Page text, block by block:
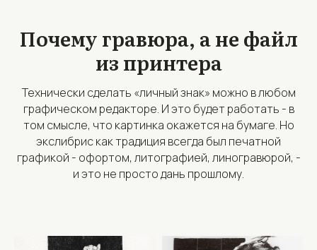
Почему гравюра, а не файл
из принтера
Технически сделать «личный знак» можно в любом
графическом редакторе. И это будет работать - в
том смысле, что картинка окажется на бумаге. Но
экслибрис как традиция всегда был печатной
графикой - офортом, литографией, линогравюрой, -
и это не просто дань прошлому.